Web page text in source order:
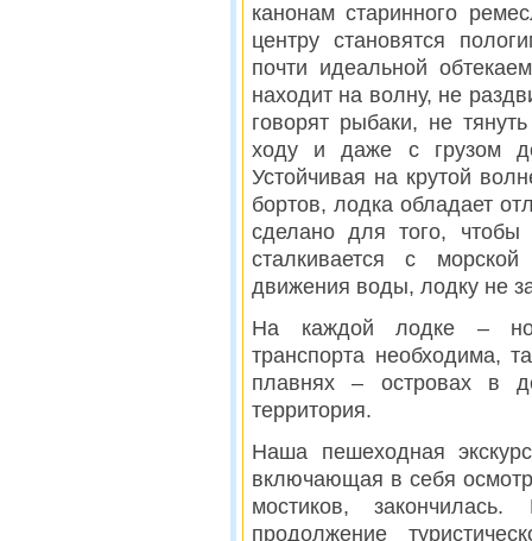
канонам старинного
центру становятся
почти идеальной
находит на волну, не
говорят рыбаки, не
ходу и даже с грузом
Устойчивая на крутой
бортов, лодка обладает
сделано для того,
сталкивается с
движения воды, лодку не
На каждой лодке –
транспорта необходима,
плавнях – островах в
территория.
Наша пешеходная
включающая в себя
мостиков,
продолжение